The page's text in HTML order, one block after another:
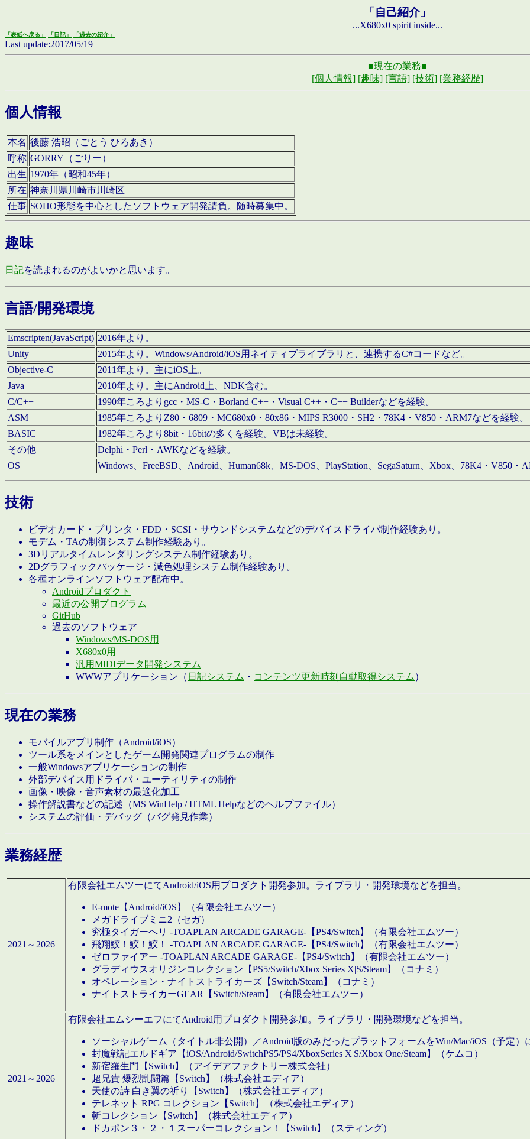
「自己紹介」
...X680x0 spirit inside...
「表紙へ戻る」 「日記」 「過去の紹介」
Last update:2017/05/19
■現在の業務■
[個人情報] [趣味] [言語] [技術] [業務経歴]
個人情報
本名 後藤 浩昭（ごとう ひろあき）
呼称 GORRY（ごりー）
出生 1970年（昭和45年）
所在 神奈川県川崎市川崎区
仕事 SOHO形態を中心としたソフトウェア開発請負。随時募集中。
趣味
日記を読まれるのがよいかと思います。
言語/開発環境
Emscripten(JavaScript) 2016年より。
Unity
2015年より。Windows/Android/iOS用ネイティブライブラリと、連携するC#コードなど。
Objective-C
2011年より。主にiOS上。
Java
2010年より。主にAndroid上、NDK含む。
C/C++
1990年ころよりgcc・MS-C・Borland C++・Visual C++・C++ Builderなどを経験。
ASM
1985年ころよりZ80・6809・MC680x0・80x86・MIPS R3000・SH2・78K4・V850・ARM7などを経験。
BASIC
1982年ころより8bit・16bitの多くを経験。VBは未経験。
その他
Delphi・Perl・AWKなどを経験。
OS
Windows、FreeBSD、Android、Human68k、MS-DOS、PlayStation、SegaSaturn、Xbox、78K4・V850・
技術
ビデオカード・プリンタ・FDD・SCSI・サウンドシステムなどのデバイスドライバ制作経験あり。
モデム・TAの制御システム制作経験あり。
3Dリアルタイムレンダリングシステム制作経験あり。
2Dグラフィックパッケージ・減色処理システム制作経験あり。
各種オンラインソフトウェア配布中。
Androidプロダクト
最近の公開プログラム
GitHub
過去のソフトウェア
Windows/MS-DOS用
X680x0用
汎用MIDIデータ開発システム
WWWアプリケーション（ 日記システム ・ コンテンツ更新時刻自動取得システム ）
現在の業務
モバイルアプリ制作（Android/iOS）
ツール系をメインとしたゲーム開発関連プログラムの制作
一般Windowsアプリケーションの制作
外部デバイス用ドライバ・ユーティリティの制作
画像・映像・音声素材の最適化加工
操作解説書などの記述（MS WinHelp / HTML Helpなどのヘルプファイル）
システムの評価・デバッグ（バグ発見作業）
業務経歴
2021～2026
有限会社エムツーにてAndroid/iOS用プロダクト開発参加。ライブラリ・開発環境などを担当。
E-mote【Android/iOS】（有限会社エムツー）
メガドライブミニ2（セガ）
究極タイガーヘリ -TOAPLAN ARCADE GARAGE-【PS4/Switch】（有限会社エムツー）
飛翔鮫！鮫！鮫！ -TOAPLAN ARCADE GARAGE-【PS4/Switch】（有限会社エムツー）
ゼロファイアー -TOAPLAN ARCADE GARAGE-【PS4/Switch】（有限会社エムツー）
グラディウスオリジンコレクション【PS5/Switch/Xbox Series X|S/Steam】（コナミ）
オペレーション・ナイトストライカーズ【Switch/Steam】（コナミ）
ナイトストライカーGEAR【Switch/Steam】（有限会社エムツー）
2021～2026
有限会社エムシーエフにてAndroid用プロダクト開発参加。ライブラリ・開発環境などを担当。
ソーシャルゲーム（タイトル非公開）／Android版のみだったプラットフォームをWin/Mac/iOS（予定）
封魔戦記エルドギア【iOS/Android/SwitchPS5/PS4/XboxSeries X|S/Xbox One/Steam】（ケムコ）
新宿羅生門【Switch】（アイデアファクトリー株式会社）
超兄貴 爆烈乱闘篇【Switch】（株式会社エディア）
天使の詩 白き翼の祈り【Switch】（株式会社エディア）
テレネット RPG コレクション【Switch】（株式会社エディア）
斬コレクション【Switch】（株式会社エディア）
ドカポン３・２・１スーパーコレクション！【Switch】（スティング）